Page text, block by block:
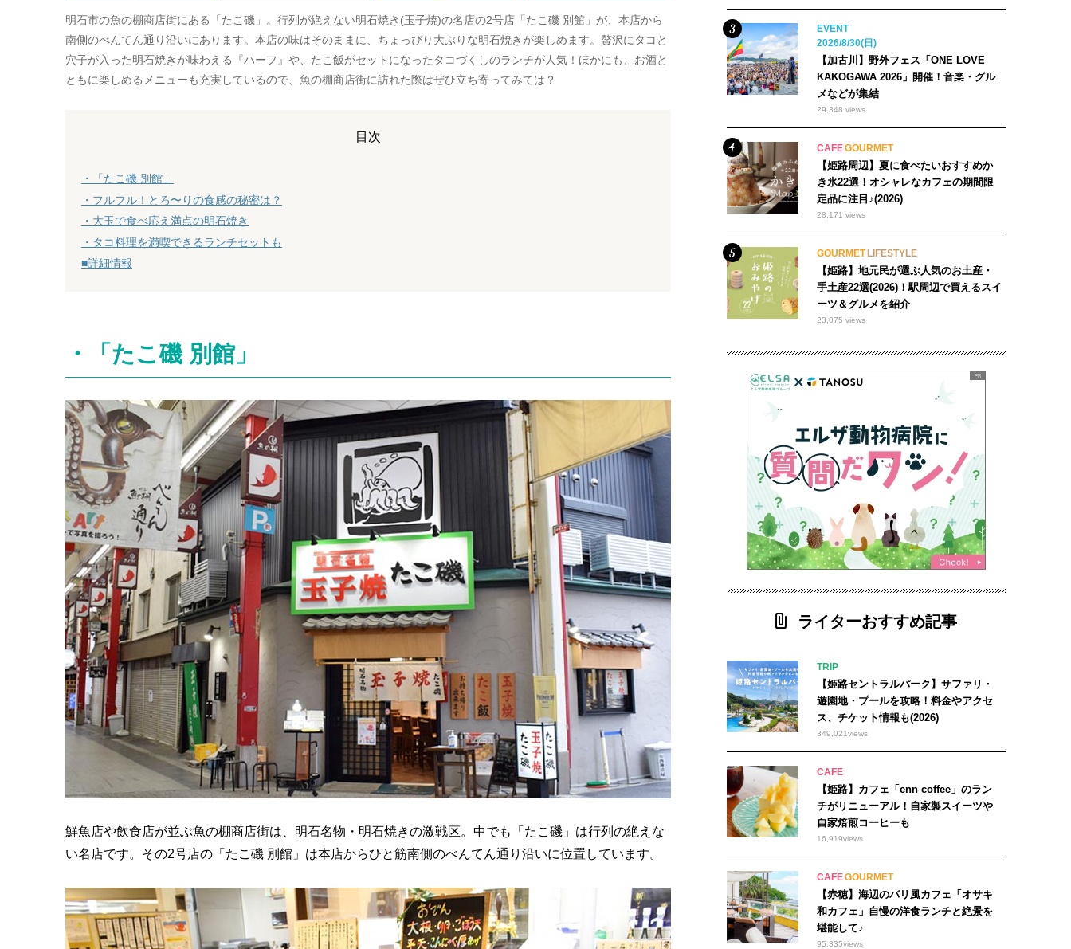
明石市の魚の棚商店街にある「たこ磯」。行列が絶えない明石焼き(玉子焼)の名店の2号店「たこ磯 別館」が、本店から
南側のべんてん通り沿いにあります。本店の味はそのままに、ちょっぴり大ぶりな明石焼きが楽しめます。贅沢にタコと
穴子が入った明石焼きが味わえる『ハーフ』や、たこ飯がセットになったタコづくしのランチが人気！ほかにも、お酒と
ともに楽しめるメニューも充実しているので、魚の棚商店街に訪れた際はぜひ立ち寄ってみては？
目次
・「たこ磯 別館」
・フルフル！とろ〜りの食感の秘密は？
・大玉で食べ応え満点の明石焼き
・タコ料理を満喫できるランチセットも
■詳細情報
・ 「たこ磯 別館」
鮮魚店や飲食店が並ぶ魚の棚商店街は、明石名物・明石焼きの激戦区。中でも「たこ磯」は行列の絶えな
い名店です。その2号店の「たこ磯 別館」は本店からひと筋南側のべんてん通り沿いに位置しています。
EVENT
2026/8/30(日)
【加古川】野外フェス「ONE LOVE
KAKOGAWA 2026」開催！音楽・グル
メなどが集結
29,348 views
CAFEGOURMET
【姫路周辺】夏に食べたいおすすめか
き氷22選！オシャレなカフェの期間限
定品に注目♪(2026)
28,171 views
GOURMET LIFESTYLE
【姫路】地元民が選ぶ人気のお土産・
手土産22選(2026)！駅周辺で買えるスイ
ーツ＆グルメを紹介
23,075 views
ライターおすすめ記事
TRIP
【姫路セントラルパーク】サファリ・
遊園地・プールを攻略！料金やアクセ
ス、チケット情報も(2026)
349,021views
CAFE
【姫路】カフェ「enn coffee」のラン
チがリニューアル！自家製スイーツや
自家焙煎コーヒーも
16,919views
CAFEGOURMET
【赤穂】海辺のバリ風カフェ「オサキ
和カフェ」自慢の洋食ランチと絶景を
堪能して♪
95,335views